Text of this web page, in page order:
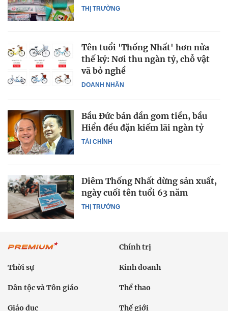
THỊ TRƯỜNG
DOANH NHÂN
Tên tuổi 'Thống Nhất' hơn nửa
thế kỷ: Nơi thu ngàn tỷ, chỗ vật
vã bỏ nghề
TÀI CHÍNH
Bầu Đức bán dần gom tiền, bầu
Hiển đều đặn kiếm lãi ngàn tỷ
THỊ TRƯỜNG
Diêm Thống Nhất dừng sản xuất,
ngày cuối tên tuổi 63 năm
Chính trị
Thời sự Kinh doanh
Dân tộc và Tôn giáo Thể thao
Giáo dục Thế giới